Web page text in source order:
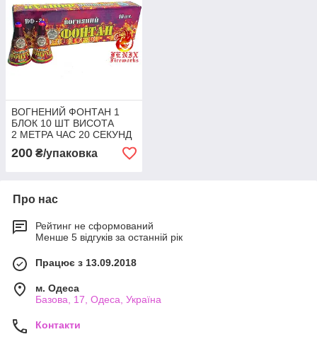
ВОГНЕНИЙ ФОНТАН 1
БЛОК 10 ШТ ВИСОТА
2 МЕТРА ЧАС 20 СЕКУНД
ВФ-3
200 ₴/упаковка
Про нас
Рейтинг не сформований
Менше 5 відгуків за останній рік
Працює з 13.09.2018
м. Одеса
Базова, 17, Одеса, Україна
Контакти